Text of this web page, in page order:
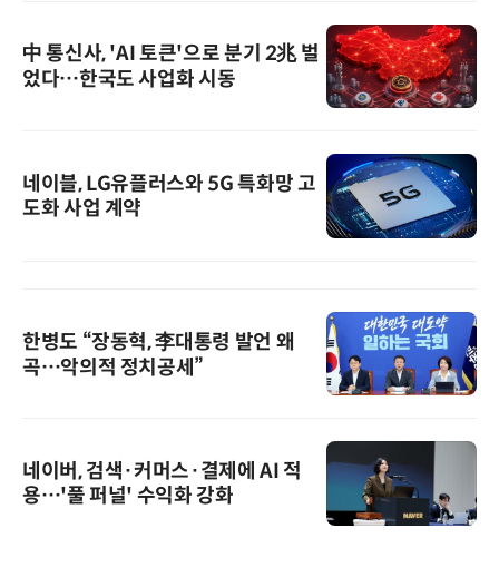
中 통신사, 'AI 토큰'으로 분기 2兆 벌
었다…한국도 사업화 시동
네이블, LG유플러스와 5G 특화망 고
도화 사업 계약
한병도 “장동혁, 李대통령 발언 왜
곡…악의적 정치공세”
네이버, 검색·커머스·결제에 AI 적
용…'풀 퍼널' 수익화 강화